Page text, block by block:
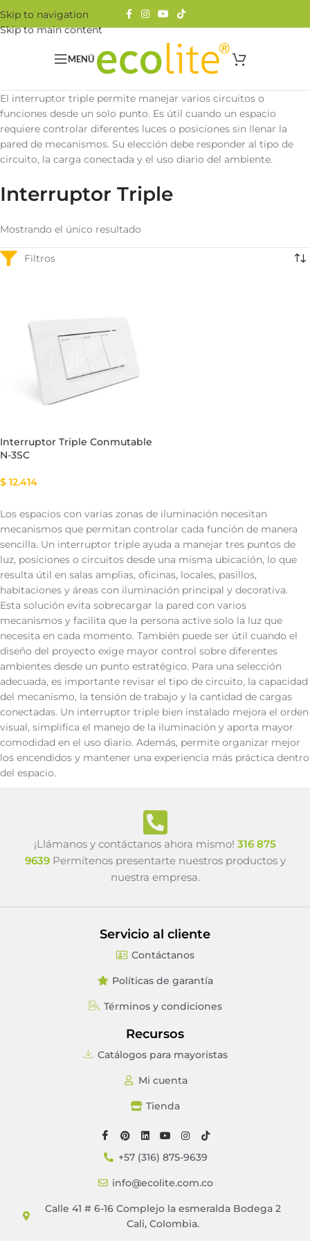
Skip to navigation
Skip to main content
MENÚ
El interruptor triple permite manejar varios circuitos o
funciones desde un solo punto. Es útil cuando un espacio
requiere controlar diferentes luces o posiciones sin llenar la
pared de mecanismos. Su elección debe responder al tipo de
circuito, la carga conectada y el uso diario del ambiente.
Interruptor Triple
Mostrando el único resultado
Interruptor Triple Conmutable
N-3SC
$ 12.414
Los espacios con varias zonas de iluminación necesitan
mecanismos que permitan controlar cada función de manera
sencilla. Un interruptor triple ayuda a manejar tres puntos de
luz, posiciones o circuitos desde una misma ubicación, lo que
resulta útil en salas amplias, oficinas, locales, pasillos,
habitaciones y áreas con iluminación principal y decorativa.
Esta solución evita sobrecargar la pared con varios
mecanismos y facilita que la persona active solo la luz que
necesita en cada momento. También puede ser útil cuando el
diseño del proyecto exige mayor control sobre diferentes
ambientes desde un punto estratégico. Para una selección
adecuada, es importante revisar el tipo de circuito, la capacidad
del mecanismo, la tensión de trabajo y la cantidad de cargas
conectadas. Un interruptor triple bien instalado mejora el orden
visual, simplifica el manejo de la iluminación y aporta mayor
comodidad en el uso diario. Además, permite organizar mejor
los encendidos y mantener una experiencia más práctica dentro
del espacio.
¡Llámanos y contáctanos ahora mismo! 316 875
9639Permítenos presentarte nuestros productos y
nuestra empresa.
Servicio al cliente
Contáctanos
Políticas de garantía
Términos y condiciones
Recursos
Catálogos para mayoristas
Mi cuenta
Tienda
+57 (316) 875-9639
info@ecolite.com.co
Calle 41 # 6-16 Complejo la esmeralda Bodega 2
Cali, Colombia.